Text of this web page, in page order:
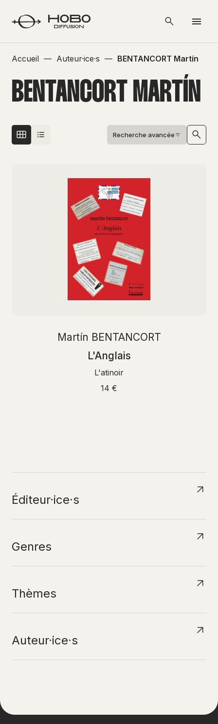
Accueil — Auteur·ice·s — BENTANCORT Martín
BENTANCORT MARTÍN
Recherche avancée
Martín BENTANCORT
L'Anglais
L'atinoir
14 €
NAVIGUERPAR
Éditeur·ice·s
Genres
Thèmes
Auteur·ice·s